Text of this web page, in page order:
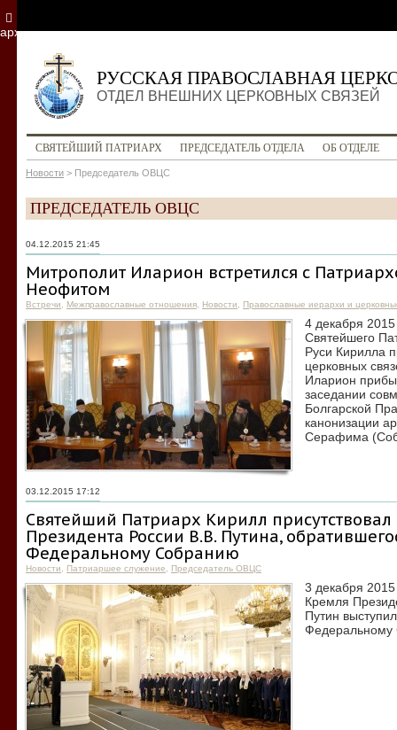
РУССКАЯ ПРАВОСЛАВНАЯ
ОТДЕЛ ВНЕШНИХ ЦЕРКОВНЫХ СВЯЗЕЙ
СВЯТЕЙШИЙ ПАТРИАРХ ПРЕДСЕДАТЕЛЬ ОТДЕЛА ОБ ОТДЕЛЕ
Новости > Председатель ОВЦС
ПРЕДСЕДАТЕЛЬ ОВЦС
04.12.2015 21:45
Митрополит Иларион встретился с
Неофитом
Встречи Межправославные отношения Новости Православные иерархи и
4 декабря
Святейшего
Руси Кирилла
церковных
Иларион
заседании
Болгарской
канонизации
Серафима
03.12.2015 17:12
Святейший Патриарх Кирилл
Президента России В.В. Путина,
Федеральному Собранию
Новости Патриаршее служение Председатель ОВЦС
3 декабря 2015
Кремля
Путин
архив